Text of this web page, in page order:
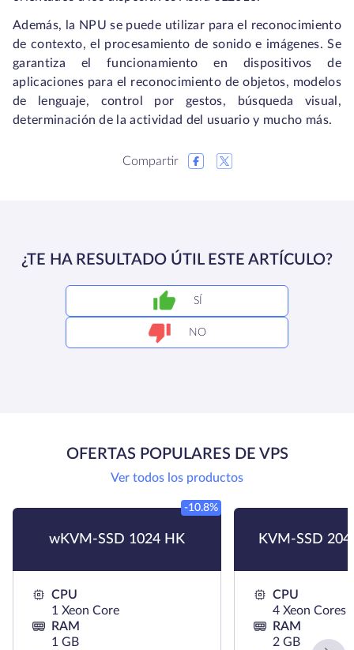
Además, la NPU se puede utilizar para el reconocimiento
de contexto, el procesamiento de sonido e imágenes. Se
garantiza el funcionamiento en dispositivos de
aplicaciones para el reconocimiento de objetos, modelos
de lenguaje, control por gestos, búsqueda visual,
determinación de la actividad del usuario y mucho más.
Compartir
¿TE HA RESULTADO ÚTIL ESTE ARTÍCULO?
SÍ
NO
OFERTAS POPULARES DE VPS
Ver todos los productos
wKVM-SSD 1024 HK
-10.8%
CPU
1 Xeon Core
RAM
1 GB
KVM-SSD
CPU
4 Xeon Cores
RAM
2 GB